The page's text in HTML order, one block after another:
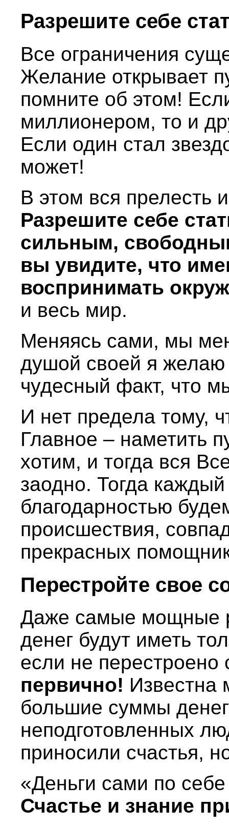
Разрешите себе
Все ограничения
Желание открывает
помните об этом!
миллионером, то и
Если один стал
может!
В этом вся прелесть
Разрешите себе
сильным,
вы увидите, что
воспринимать
и весь мир.
Меняясь сами, мы
душой своей я
чудесный факт, что
И нет предела тому,
Главное – наметить
хотим, и тогда вся
заодно. Тогда
благодарностью
происшествия,
прекрасных
Перестройте свое
Даже самые мощные
денег будут иметь
если не перестроено
первично! Известна
большие суммы
неподготовленных
приносили счастья,
«Деньги сами по
Счастье и знание